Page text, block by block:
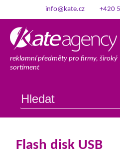
info@kate.cz +420
reklamní předměty pro firmy, široký
sortiment
Flash disk USB